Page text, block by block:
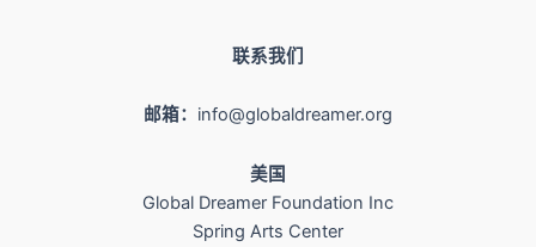
联系我们
邮箱： info@globaldreamer.org
美国
Global Dreamer Foundation Inc
Spring Arts Center